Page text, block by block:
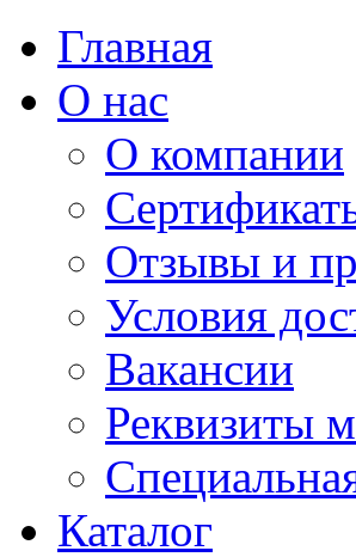
Главная
О нас
О компании
Отзывы и
Условия
Вакансии
Реквизиты
Каталог